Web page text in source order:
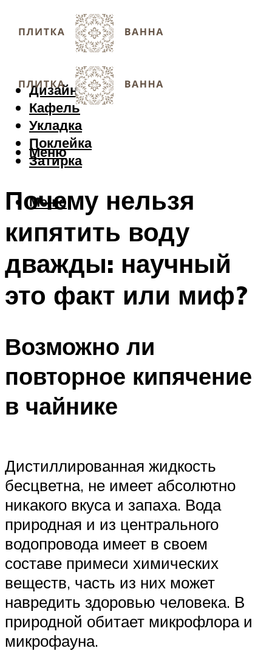
Дизайн
Кафель
Укладка
Поклейка
Затирка
Меню
Меню
Почему нельзя
кипятить воду
дважды: научный
это факт или миф?
Возможно ли
повторное кипячение
в чайнике
Дистиллированная жидкость
бесцветна, не имеет абсолютно
никакого вкуса и запаха. Вода
природная и из центрального
водопровода имеет в своем
составе примеси химических
веществ, часть из них может
навредить здоровью человека. В
природной обитает микрофлора и
микрофауна.